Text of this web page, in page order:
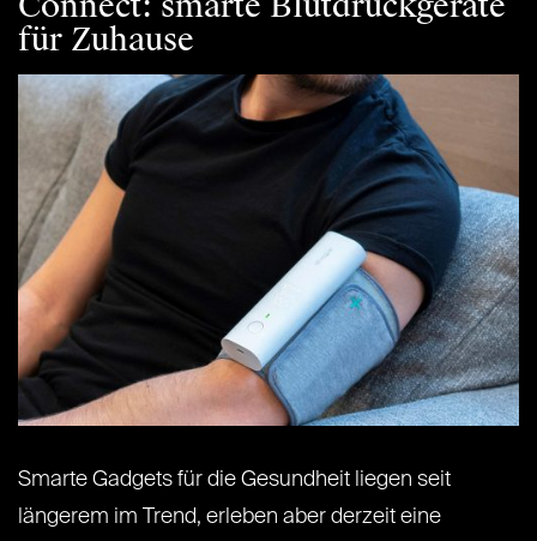
für Zuhause
Smarte Gadgets für die Gesundheit liegen seit
längerem im Trend, erleben aber derzeit eine